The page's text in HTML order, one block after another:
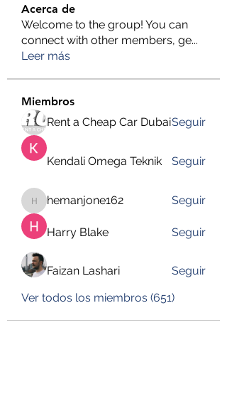
Acerca de
Welcome to the group! You can
connect with other members, ge...
Leer más
Miembros
Rent a Cheap Car DubaiSeguir
Kendali Omega Teknik Seguir
hemanjone162
hemanjone162 Seguir
Harry Blake Seguir
Faizan Lashari
Seguir
Ver todos los miembros (651)